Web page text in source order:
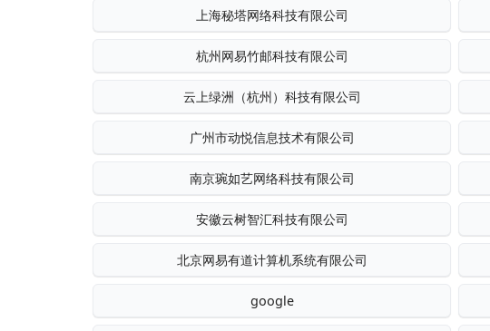
上海秘塔网络科技有限公司
杭州网易竹邮科技有限公司
云上绿洲（杭州）科技有限公司
广州市动悦信息技术有限公司
南京琬如艺网络科技有限公司
安徽云树智汇科技有限公司
北京网易有道计算机系统有限公司
google